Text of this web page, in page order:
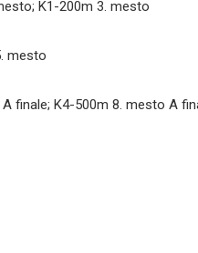
K1-200m 3. mesto
mesto
finale; K4-500m 8. mesto A